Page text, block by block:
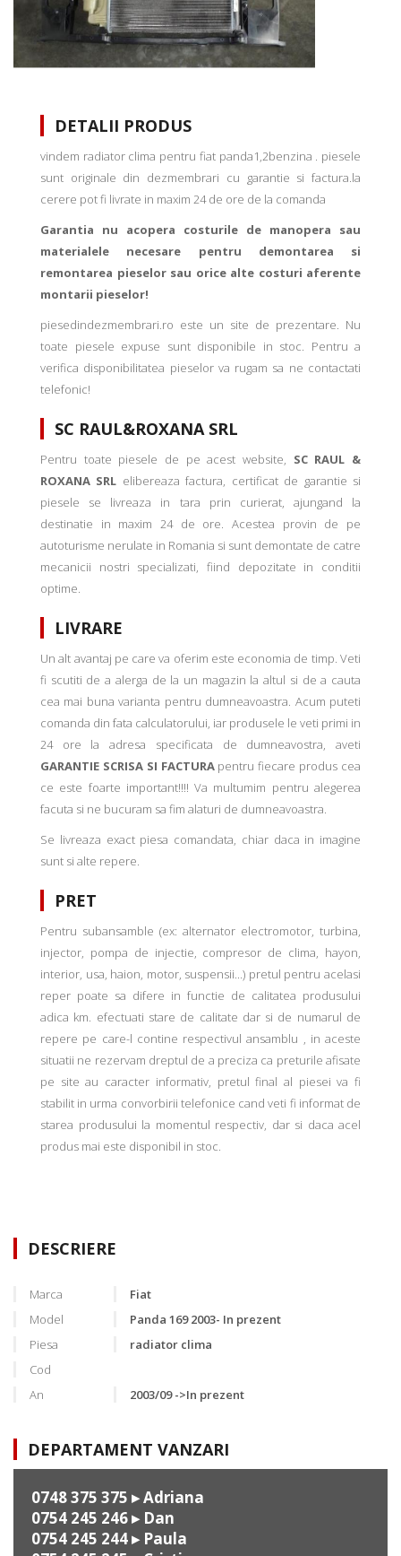
DETALII PRODUS
vindem radiator clima pentru fiat panda1,2benzina . piesele
sunt originale din dezmembrari cu garantie si factura.la
cerere pot fi livrate in maxim 24 de ore de la comanda
Garantia nu acopera costurile de manopera sau
materialele necesare pentru demontarea si
remontarea pieselor sau orice alte costuri aferente
montarii pieselor!
piesedindezmembrari.ro este un site de prezentare. Nu
toate piesele expuse sunt disponibile in stoc. Pentru a
verifica disponibilitatea pieselor va rugam sa ne contactati
telefonic!
SC RAUL&ROXANA SRL
Pentru toate piesele de pe acest website, SC RAUL &
ROXANA SRL elibereaza factura, certificat de garantie si
piesele se livreaza in tara prin curierat, ajungand la
destinatie in maxim 24 de ore. Acestea provin de pe
autoturisme nerulate in Romania si sunt demontate de catre
mecanicii nostri specializati, fiind depozitate in conditii
optime.
LIVRARE
Un alt avantaj pe care va oferim este economia de timp. Veti
fi scutiti de a alerga de la un magazin la altul si de a cauta
cea mai buna varianta pentru dumneavoastra. Acum puteti
comanda din fata calculatorului, iar produsele le veti primi in
24 ore la adresa specificata de dumneavostra, aveti
GARANTIE SCRISA SI FACTURApentru fiecare produs cea
ce este foarte important!!!! Va multumim pentru alegerea
facuta si ne bucuram sa fim alaturi de dumneavoastra.
Se livreaza exact piesa comandata, chiar daca in imagine
sunt si alte repere.
PRET
Pentru subansamble (ex: alternator electromotor, turbina,
injector, pompa de injectie, compresor de clima, hayon,
interior, usa, haion, motor, suspensii...) pretul pentru acelasi
reper poate sa difere in functie de calitatea produsului
adica km. efectuati stare de calitate dar si de numarul de
repere pe care-l contine respectivul ansamblu , in aceste
situatii ne rezervam dreptul de a preciza ca preturile afisate
pe site au caracter informativ, pretul final al piesei va fi
stabilit in urma convorbirii telefonice cand veti fi informat de
starea produsului la momentul respectiv, dar si daca acel
produs mai este disponibil in stoc.
DESCRIERE
Marca
Fiat
Model
Panda 169 2003- In prezent
Piesa
radiator clima
Cod
An
2003/09 ->In prezent
DEPARTAMENT VANZARI
0748 375 375 ▸ Adriana
0754 245 246▸ Dan
0754 245 244▸ Paula